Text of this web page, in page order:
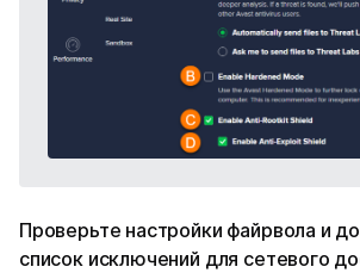
Проверьте настройки файрвола и
список исключений для сетевого